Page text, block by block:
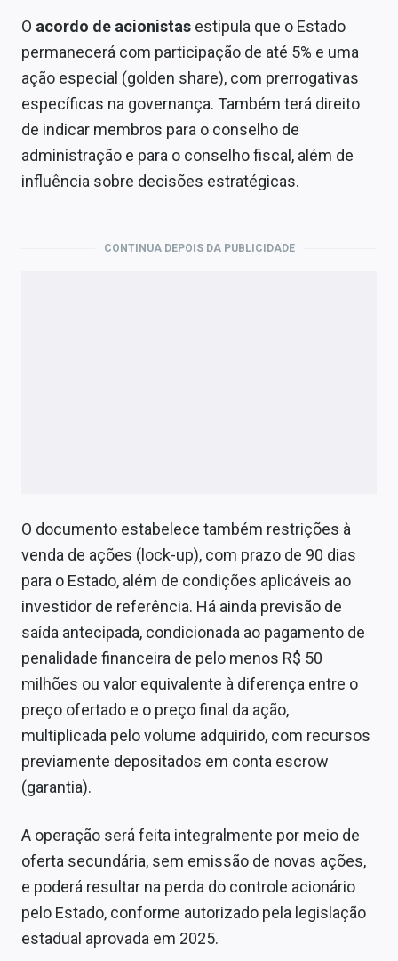
O acordo de acionistas estipula que o Estado
permanecerá com participação de até 5% e uma
ação especial (golden share), com prerrogativas
específicas na governança. Também terá direito
de indicar membros para o conselho de
administração e para o conselho fiscal, além de
influência sobre decisões estratégicas.
CONTINUA DEPOIS DA PUBLICIDADE
O documento estabelece também restrições à
venda de ações (lock-up), com prazo de 90 dias
para o Estado, além de condições aplicáveis ao
investidor de referência. Há ainda previsão de
saída antecipada, condicionada ao pagamento de
penalidade financeira de pelo menos R$ 50
milhões ou valor equivalente à diferença entre o
preço ofertado e o preço final da ação,
multiplicada pelo volume adquirido, com recursos
previamente depositados em conta escrow
(garantia).
A operação será feita integralmente por meio de
oferta secundária, sem emissão de novas ações,
e poderá resultar na perda do controle acionário
pelo Estado, conforme autorizado pela legislação
estadual aprovada em 2025.